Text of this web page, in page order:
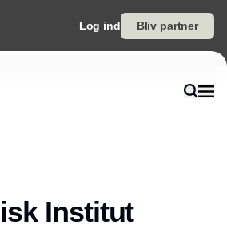
Log ind Bliv partner
Institut